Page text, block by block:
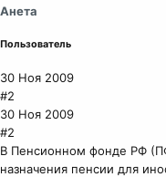
Анета
Пользователь
30 Ноя 2009
#2
30 Ноя 2009
#2
В Пенсионном фонде РФ
назначения пенсии для